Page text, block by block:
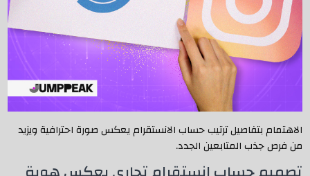
الاهتمام بتفاصيل ترتيب حساب الانستقرام يعكس صورة احترافية ويزيد
من فرص جذب المتابعين الجدد.